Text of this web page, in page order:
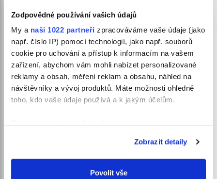
Zodpovědné používání vašich údajů
My a naši 1022 partneři zpracováváme vaše údaje (jako
např. číslo IP) pomocí technologií, jako např. souborů
cookie pro uchování a přístup k informacím na vašem
zařízení, abychom vám mohli nabízet personalizované
reklamy a obsah, měření reklam a obsahu, náhled na
návštěvníky a vývoj produktů. Máte možnosti ohledně
toho, kdo vaše údaje používá a k jakým účelům.
poloze, které mohou být přesné na několik metrů
Identifikovali vaše zařízení pomocí aktivního
skenování pro konkrétní charakteristiky (otisk prstu)
Zobrazit detaily
Povolit vše
Matrace Sucharda,nylon, béžovo/černá,